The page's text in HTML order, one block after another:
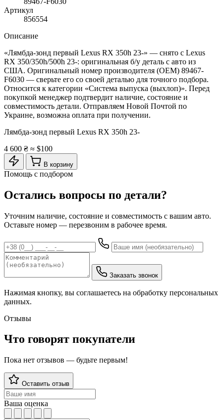
Артикул
856554
Описание
«Лямбда-зонд первый Lexus RX 350h 23-» — снято с Lexus
RX 350/350h/500h 23-: оригинальная б/у деталь с авто из
США. Оригинальный номер производителя (OEM) 89467-
F6030 — сверьте его со своей деталью для точного подбора.
Относится к категории «Система выпуска (выхлоп)». Перед
покупкой менеджер подтвердит наличие, состояние и
совместимость детали. Отправляем Новой Почтой по
Украине, возможна оплата при получении.
Лямбда-зонд первый Lexus RX 350h 23-
4 600 ₴ ≈ $100
В корзину
Помощь с подбором
Остались вопросы по детали?
Уточним наличие, состояние и совместимость с вашим авто.
Оставьте номер — перезвоним в рабочее время.
Заказать звонок
Нажимая кнопку, вы соглашаетесь на обработку персональных
данных.
Отзывы
Что говорят покупатели
Пока нет отзывов — будьте первым!
Оставить отзыв
Ваша оценка